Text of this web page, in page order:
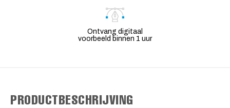
Ontvang digitaal
voorbeeld binnen 1 uur
PRODUCTBESCHRIJVING